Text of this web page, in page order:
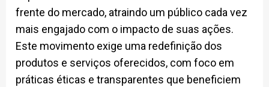
frente do mercado, atraindo um público cada vez
mais engajado com o impacto de suas ações.
Este movimento exige uma redefinição dos
produtos e serviços oferecidos, com foco em
práticas éticas e transparentes que beneficiem